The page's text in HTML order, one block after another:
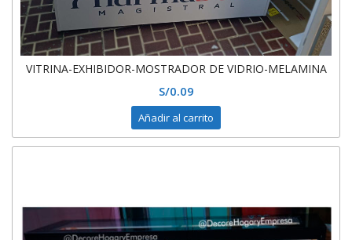
VITRINA-EXHIBIDOR-MOSTRADOR DE VIDRIO-MELAMINA
S/0.09
Añadir al carrito